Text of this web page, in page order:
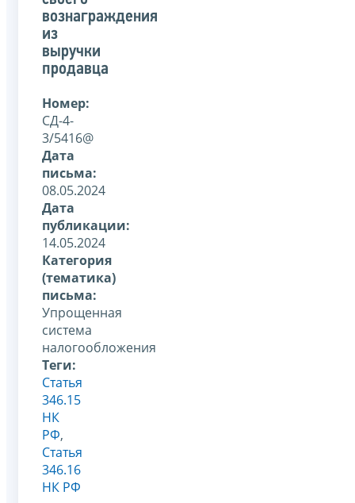
вознаграждения
из
выручки
продавца
Номер:
СД-4-
3/5416@
Дата
письма:
08.05.2024
Дата
публикации:
14.05.2024
Категория
(тематика)
письма:
Упрощенная
система
налогообложения
Теги:
Статья
346.15
НК
РФ,
Статья
346.16
НК РФ